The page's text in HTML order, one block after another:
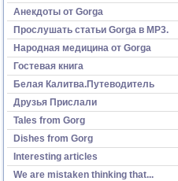
Анекдоты от Gorga
Прослушать статьи Gorga в МР3.
Народная медицина от Gorga
Гостевая книга
Белая Калитва.Путеводитель
Друзья Прислали
Tales from Gorg
Dishes from Gorg
Interesting articles
We are mistaken thinking that...